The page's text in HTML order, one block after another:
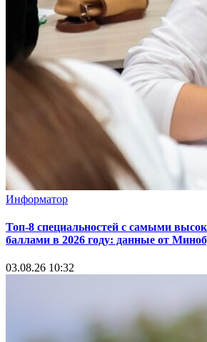
Информатор
Топ-8 специальностей с самыми
баллами в 2026 году: данные от
03.08.26 10:32